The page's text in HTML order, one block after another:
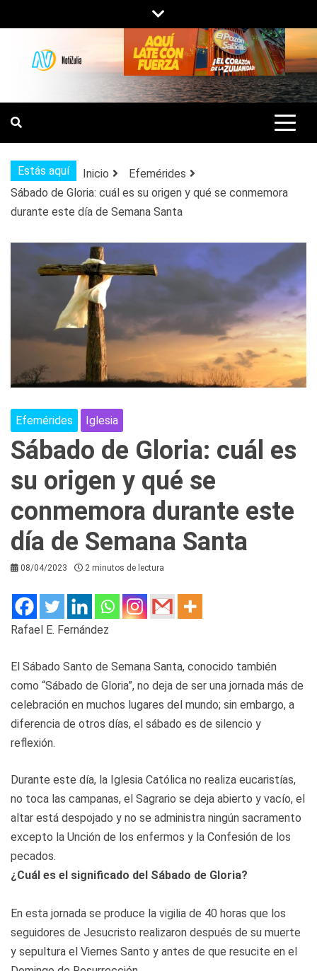
al
contenido
NOTIZULIA
NOTICIAS DEL ZULIA, VENEZUELA Y
DE INTERÉS GENERAL.
Estás aquí Inicio
Efemérides
Sábado de Gloria: cuál es su origen y qué se conmemora
durante este día de Semana Santa
Efemérides Iglesia
Sábado de Gloria: cuál es
su origen y qué se
conmemora durante este
día de Semana Santa
08/04/2023 2 minutos de lectura
Rafael E. Fernández
El Sábado Santo de Semana Santa, conocido también
como “Sábado de Gloria”, no deja de ser una jornada más de
celebración en muchos lugares del mundo; sin embargo, a
diferencia de otros días, el sábado es de silencio y
reflexión.
Durante este día, la Iglesia Católica no realiza eucaristías,
no toca las campanas, el Sagrario se deja abierto y vacío, el
altar está despojado y no se administra ningún sacramento
excepto la Unción de los enfermos y la Confesión de los
pecados.
¿Cuál es el significado del Sábado de Gloria?
En esta jornada se produce la vigilia de 40 horas que los
seguidores de Jesucristo realizaron después de su muerte
y sepultura el Viernes Santo y antes de que resucite en el